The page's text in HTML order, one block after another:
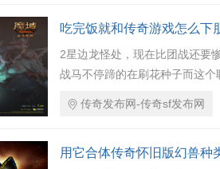
吃完饭就和传奇游戏怎么下
2星边龙怪处，现在比团战还要
战马不停蹄的在刷花种子而这
传奇发布网-传奇sf发布网
用它合体传奇怀旧版幻兽种